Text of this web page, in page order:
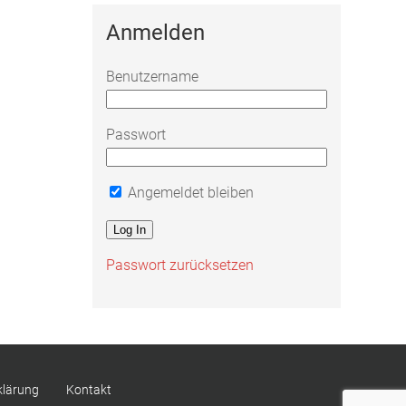
Anmelden
Benutzername
Passwort
Angemeldet bleiben
Passwort zurücksetzen
Kontakt